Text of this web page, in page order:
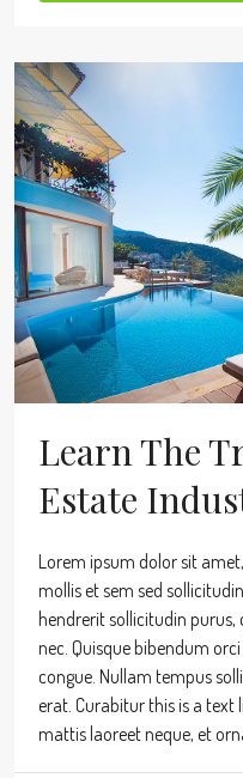
Learn The
Estate
Lorem ipsum dolor sit
mollis et sem sed
hendrerit sollicitudin
nec. Quisque bibendum
congue. Nullam tempus
erat. Curabitur this is a text
mattis laoreet neque, et